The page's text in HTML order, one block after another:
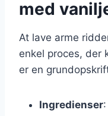
med
At lave arme
enkel proces, der
er en
Ingredienser